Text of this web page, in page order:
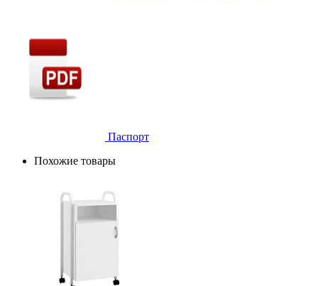
Паспорт
Похожие товары